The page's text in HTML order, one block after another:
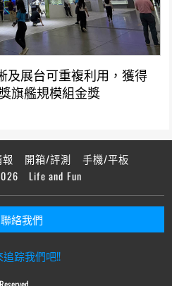
及展台可重複利用，獲得
獎旗艦規模組金獎
開箱/評測
手機/平板
Life and Fun
聯絡我們
追踪我們吧!!